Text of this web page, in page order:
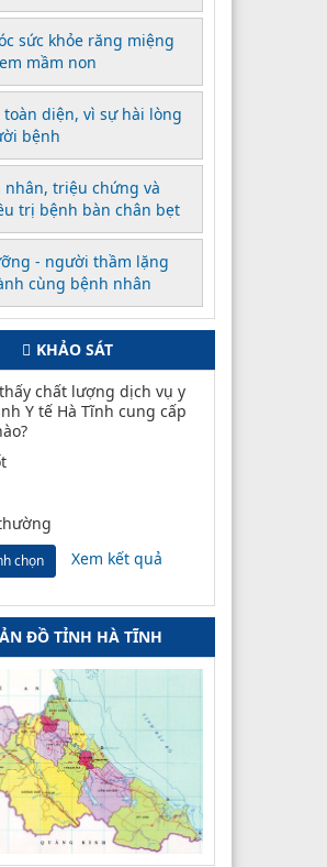
sức khỏe răng miệng
mầm non
diện, vì sự hài lòng
bệnh
nhân, triệu chứng và
trị bệnh bàn chân bẹt
- người thầm lặng
cùng bệnh nhân
KHẢO SÁT
chất lượng dịch vụ y
Y tế Hà Tĩnh cung cấp
chọn Xem kết quả
ĐỒ TỈNH HÀ TĨNH